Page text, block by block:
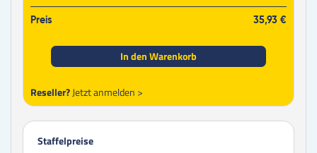
Preis 35,93 €
In den Warenkorb
Reseller?Jetzt anmelden >
Staffelpreise